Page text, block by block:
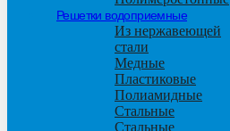
Решетки водоприемные
Из нержавеющей
стали
Медные
Пластиковые
Полиамидные
Стальные
Стальные